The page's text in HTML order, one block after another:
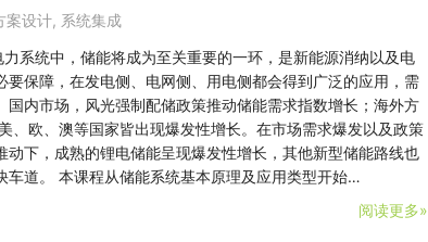
案设计, 系统集成
系统中，储能将成为至关重要的一环，是新能源消纳以及电
要保障，在发电侧、电网侧、用电侧都会得到广泛的应用，需
国内市场，风光强制配储政策推动储能需求指数增长；海外方
、欧、澳等国家皆出现爆发性增长。在市场需求爆发以及政策
动下，成熟的锂电储能呈现爆发性增长，其他新型储能路线也
车道。 本课程从储能系统基本原理及应用类型开始…
阅读更多»